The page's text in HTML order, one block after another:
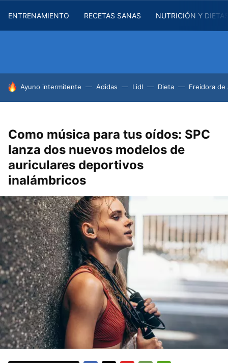
ENTRENAMIENTO RECETAS SANAS NUTRICIÓN Y
HOY SE HABLA DE
Ayuno intermitente Adidas Lidl Dieta Freidora de
Como música para tus oídos: SPC
lanza dos nuevos modelos de
auriculares deportivos
inalámbricos